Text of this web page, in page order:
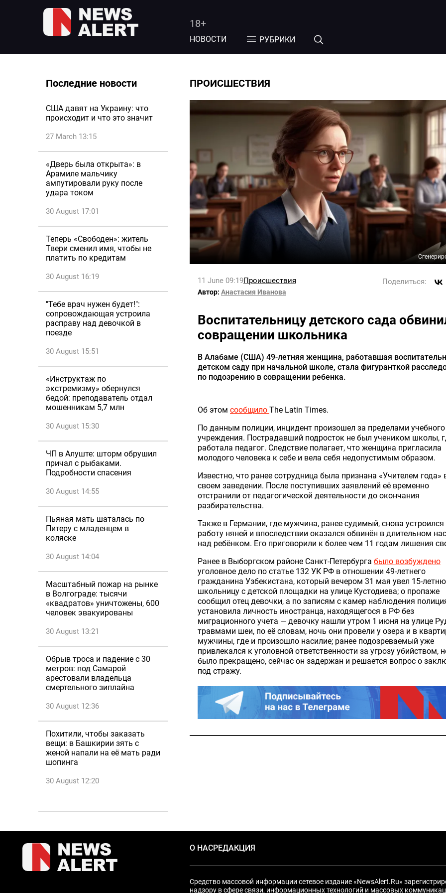
18+
НОВОСТИ РУБРИКИ
Последние новости
США давят на Украину: что
происходит и что это значит
27 March 13:15
«Дверь была открыта»: в
Арамиле мальчику
ампутировали руку после
удара током
30 August 17:01
Теперь «Свободен»: житель
Твери сменил имя, чтобы не
платить по кредитам
30 August 16:19
"Тебе врач нужен будет!":
сопровождающая устроила
расправу над девочкой в
поезде
30 August 15:51
«Инструктаж по
экстремизму» обернулся
бедой: преподаватель отдал
мошенникам 5,7 млн
30 August 15:30
ЧП в Алуште: шторм обрушил
причал с рыбаками.
Подробности спасения
30 August 14:55
Пьяная мать шаталась по
Питеру с младенцем в
коляске
30 August 14:04
Масштабный пожар на рынке
в Волгограде: тысячи
«квадратов» уничтожены, 600
человек эвакуированы
30 August 13:21
Обрыв троса и падение с 30
метров: под Самарой
арестовали владельца
смертельного зиплайна
30 August 12:36
Похитили, чтобы заказать
вещи: в Башкирии зять с
женой напали на её мать ради
шопинга
30 August 12:20
ПРОИСШЕСТВИЯ
11 June 09:19Происшествия Поделиться:
Автор: Анастасия Иванова
Воспитательницу детского сада
совращении школьника
В Алабаме (США) 49-летняя женщина, работавшая
детском саду при начальной школе, стала фигуранткой
по подозрению в совращении ребенка.
Об этом сообщило The Latin Times.
По данным полиции, инцидент произошел за пределами учебного
учреждения. Пострадавший подросток не был учеником школы,
работала педагог. Следствие полагает, что женщина пригласила
молодого человека к себе и вела себя недопустимым образом.
Известно, что ранее сотрудница была признана «Учителем года»
своем заведении. После поступивших заявлений её временно
отстранили от педагогической деятельности до окончания
разбирательства.
Также в Германии, где мужчина, ранее судимый, снова устроился
работу няней и впоследствии оказался обвинён в длительном
над ребёнком. Его приговорили к более чем 11 годам лишения
Ранее в Выборгском районе Санкт-Петербурга было возбуждено
уголовное дело по статье 132 УК РФ в отношении 49-летнего
гражданина Узбекистана, который вечером 31 мая увел 15-
школьницу с детской площадки на улице Кустодиева; о пропаже
сообщил отец девочки, а по записям с камер наблюдения
установила личность иностранца, находящегося в РФ без
миграционного учета — девочку нашли утром 1 июня на улице
травмами шеи, по её словам, ночь они провели у озера и в
мужчины, где и произошло насилие; ранее подозреваемый уже
привлекался к уголовной ответственности за угрозу убийством,
было прекращено, сейчас он задержан и решается вопрос о
под стражу.
О НАСРЕДАКЦИЯ
Средство массовой информации сетевое издание «NewsAlert.Ru»
надзору в сфере связи, информационных технологий и массовых